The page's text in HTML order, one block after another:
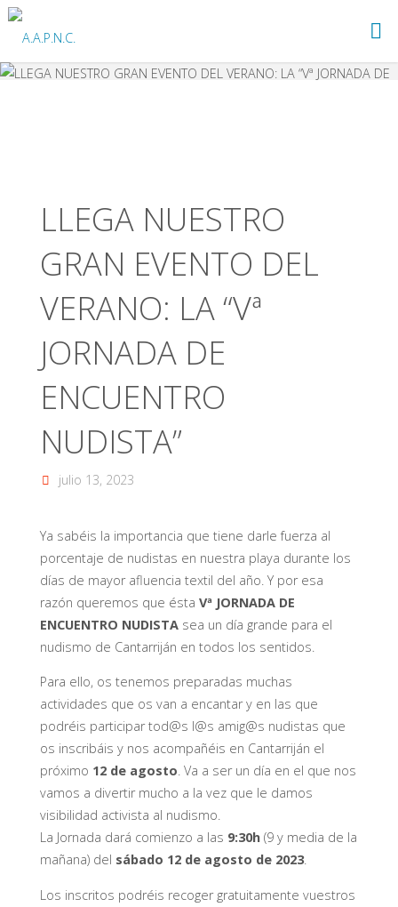
Saltar
LLEGA NUESTRO
GRAN EVENTO DEL
VERANO: LA “Vª
JORNADA DE
ENCUENTRO
NUDISTA”
julio 13, 2023
Ya sabéis la importancia que tiene darle fuerza al
porcentaje de nudistas en nuestra playa durante los
días de mayor afluencia textil del año. Y por esa
razón queremos que ésta Vª JORNADA DE
ENCUENTRO NUDISTAsea un día grande para el
nudismo de Cantarriján en todos los sentidos.
Para ello, os tenemos preparadas muchas
actividades que os van a encantar y en las que
podréis participar tod@s l@s amig@s nudistas que
os inscribáis y nos acompañéis en Cantarriján el
próximo 12 de agosto. Va a ser un día en el que nos
vamos a divertir mucho a la vez que le damos
visibilidad activista al nudismo.
La Jornada dará comienzo a las 9:30h(9 y media de la
mañana) del sábado 12 de agosto de 2023.
Los inscritos podréis recoger gratuitamente vuestros